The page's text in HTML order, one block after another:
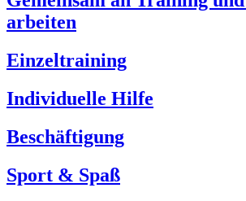
arbeiten
Einzeltraining
Individuelle Hilfe
Beschäftigung
Sport & Spaß